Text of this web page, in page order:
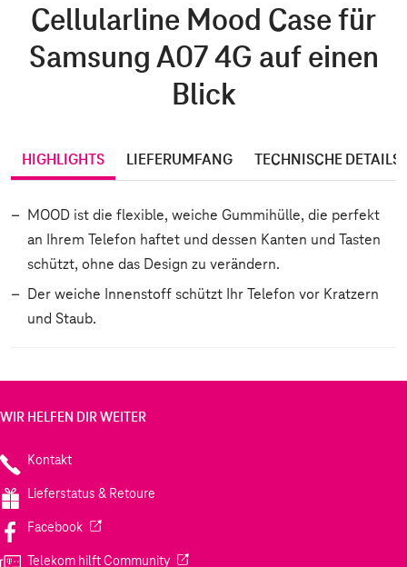
Cellularline Mood Case für
Samsung A07 4G auf einen
Blick
HIGHLIGHTS LIEFERUMFANG TECHNISCHE DETAILS
MOOD ist die flexible, weiche Gummihülle, die perfekt
an Ihrem Telefon haftet und dessen Kanten und Tasten
schützt, ohne das Design zu verändern.
Der weiche Innenstoff schützt Ihr Telefon vor Kratzern
und Staub.
WIR HELFEN DIR WEITER
Kontakt
Lieferstatus & Retoure
Facebook(Wird in einem neuen Tab geöffnet)
Telekom hilft Community(Wird in einem neuen Tab geöffnet)